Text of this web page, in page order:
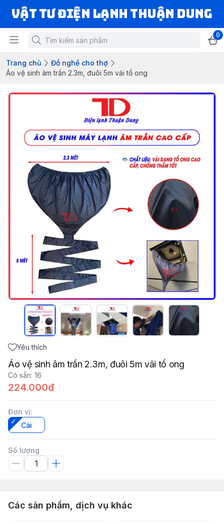
VẬT TƯ ĐIỆN LẠNH THUẬN DUNG
0
Trang chủ
Đồ nghề cho thợ
Áo vệ sinh âm trần 2.3m, đuôi 5m vải tổ ong
Yêu thích
Áo vệ sinh âm trần 2.3m, đuôi 5m vải tổ ong
Có sẵn: 16
224.000đ
Đơn vị:
Cái
Số lượng
Các sản phẩm, dịch vụ khác